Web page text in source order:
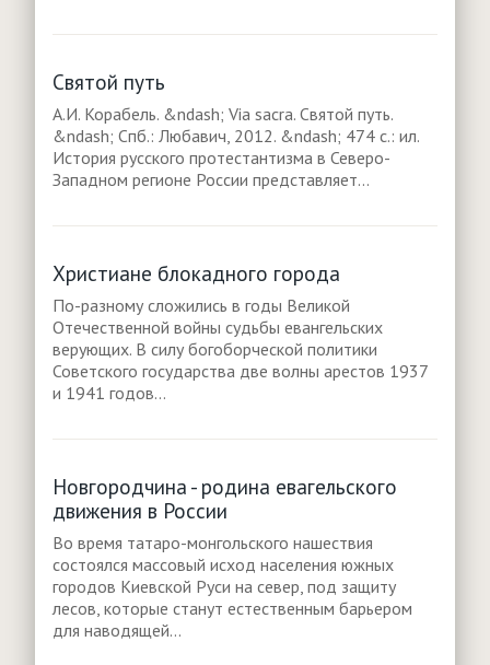
Святой путь
А.И. Корабель. &ndash; Via sacra. Святой путь.
&ndash; Спб.: Любавич, 2012. &ndash; 474 с.: ил.
История русского протестантизма в Северо-
Западном регионе России представляет...
Христиане блокадного города
По-разному сложились в годы Великой
Отечественной войны судьбы евангельских
верующих. В силу богоборческой политики
Советского государства две волны арестов 1937
и 1941 годов...
Новгородчина - родина евагельского
движения в России
Во время татаро-монгольского нашествия
состоялся массовый исход населения южных
городов Киевской Руси на север, под защиту
лесов, которые станут естественным барьером
для наводящей...